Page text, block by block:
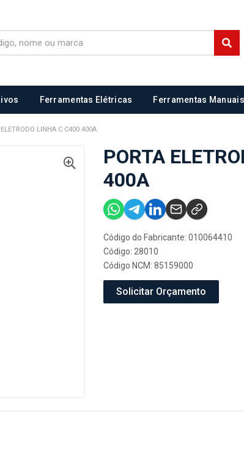
Ferramentas Elétricas Ferramentas Manuais
LINHA C C400 400A
PORTA
400A
Código do Fabricante: 010064410
Código: 28010
Código NCM: 85159000
Solicitar Orçamento